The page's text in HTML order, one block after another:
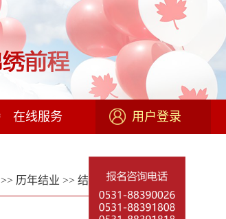
在线服务 用户登录
>> 历年结业 >> 结业合影留念>> 正文